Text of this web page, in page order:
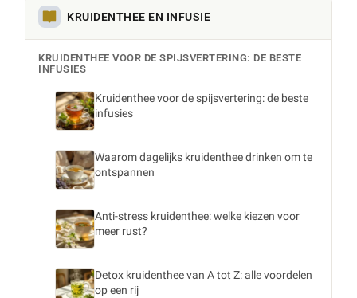
KRUIDENTHEE EN INFUSIE
KRUIDENTHEE VOOR DE SPIJSVERTERING: DE BESTE
INFUSIES
Kruidenthee voor de spijsvertering: de beste
infusies
Waarom dagelijks kruidenthee drinken om te
ontspannen
Anti-stress kruidenthee: welke kiezen voor
meer rust?
Detox kruidenthee van A tot Z: alle voordelen
op een rij